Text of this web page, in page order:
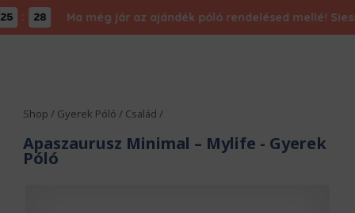
: 27 Ma még jár az ajándék póló rendelésed mellé! Siess,
Shop / Gyerek Póló / Család /
Apaszaurusz Minimal – Mylife - Gyerek
Póló